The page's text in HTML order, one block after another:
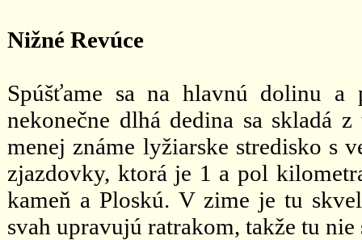
Nižné Revúce
Spúšťame sa na hlavnú dolinu a
nekonečne dlhá dedina sa skladá
menej známe lyžiarske stredisko s
zjazdovky, ktorá je 1 a pol
kameň a Ploskú. V zime je tu
svah upravujú ratrakom, takže tu nie